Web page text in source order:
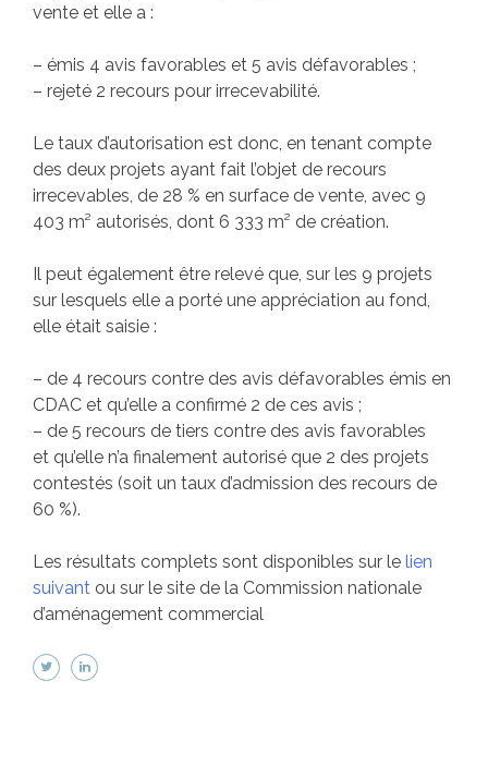
vente et elle a :
– émis 4 avis favorables et 5 avis défavorables ;
– rejeté 2 recours pour irrecevabilité.
Le taux d’autorisation est donc, en tenant compte
des deux projets ayant fait l’objet de recours
irrecevables, de 28 % en surface de vente, avec 9
403 m² autorisés, dont 6 333 m² de création.
Il peut également être relevé que, sur les 9 projets
sur lesquels elle a porté une appréciation au fond,
elle était saisie :
– de 4 recours contre des avis défavorables émis en
CDAC et qu’elle a confirmé 2 de ces avis ;
– de 5 recours de tiers contre des avis favorables
et qu’elle n’a finalement autorisé que 2 des projets
contestés (soit un taux d’admission des recours de
60 %).
Les résultats complets sont disponibles sur le lien
suivant ou sur le site de la Commission nationale
d’aménagement commercial